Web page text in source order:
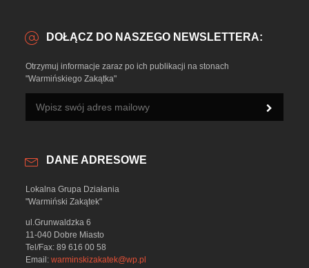
DOŁĄCZ DO NASZEGO NEWSLETTERA:
Otrzymuj informacje zaraz po ich publikacji na stonach
"Warmińskiego Zakątka"
DANE ADRESOWE
Lokalna Grupa Działania
"Warmiński Zakątek"
ul.Grunwaldzka 6
11-040 Dobre Miasto
Tel/Fax: 89 616 00 58
Email:warminskizakatek@wp.pl